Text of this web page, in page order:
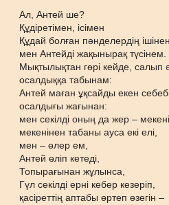
Ал, Антей ше?
Құдіретімен, ісімен
Құдай болған пәнделердің ішінен
мен Антейді жақынырақ түсінем.
Мықтылықтан гөрі кейде, салып
осалдыққа табынам:
Антей маған ұқсайды екен
осалдығы жағынан:
мен секілді оның да жер – мекені,
мекенінен табаны ауса екі елі,
мен – өлер ем,
Антей өліп кетеді,
Топырағынан жұлынса,
Гүл секілді ерні кебер кезеріп,
қасіреттің аптабы өртеп өзегін –